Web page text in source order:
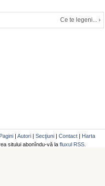
Ce te legeni... ›
Pagini| Autori| Secţiuni| Contact| Harta
sitului abonîndu-vă la fluxul RSS.